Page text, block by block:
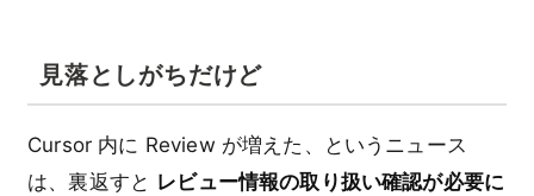
見落としがちだけど
Cursor 内に Review が増えた、というニュース
は、裏返すと レビュー情報の取り扱い確認が必要に